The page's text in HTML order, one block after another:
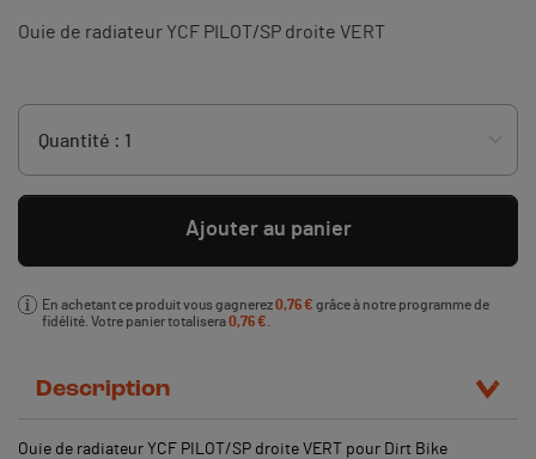
Ouie de radiateur YCF PILOT/SP droite VERT
Ajouter au panier
En achetant ce produit vous gagnerez0,76 € grâce à notre programme de
fidélité. Votre panier totalisera0,76 €
Description
Ouie de radiateur YCF PILOT/SP droite VERT pour Dirt Bike